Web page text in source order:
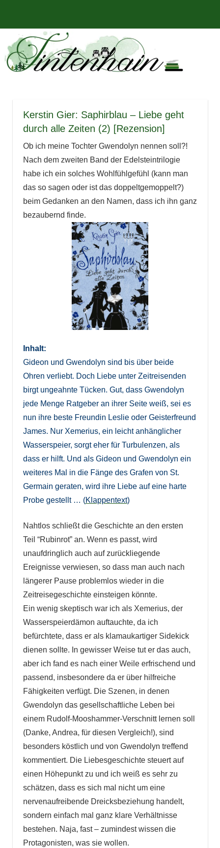
springen
Tintenhain
–
Der
Rezensionen
und
mehr
Kerstin Gier: Saphirblau – Liebe geht
durch alle Zeiten (2) [Rezension]
Ob ich meine Tochter Gwendolyn nennen soll?!
Nach dem zweiten Band der Edelsteintrilogie
habe ich ein solches Wohlfühlgefühl (kann man
das so sagen oder ist das doppeltgemoppelt?)
beim Gedanken an den Namen, dass ich ihn ganz
bezaubernd finde.
Inhalt:
Gideon und Gwendolyn sind bis über beide
Ohren verliebt. Doch Liebe unter Zeitreisenden
birgt ungeahnte Tücken. Gut, dass Gwendolyn
jede Menge Ratgeber an ihrer Seite weiß, sei es
nun ihre beste Freundin Leslie oder Geisterfreund
James. Nur Xemerius, ein leicht anhänglicher
Wasserspeier, sorgt eher für Turbulenzen, als
dass er hilft. Und als Gideon und Gwendolyn ein
weiteres Mal in die Fänge des Grafen von St.
Germain geraten, wird ihre Liebe auf eine harte
Probe gestellt … (Klappentext)
Nahtlos schließt die Geschichte an den ersten
Teil “Rubinrot” an. Wenn es passt, wird
unaufdringlich auch auf zurückliegende
Ereignisse verwiesen, so dass man auch nach
längerer Pause problemlos wieder in die
Zeitreisegeschichte einsteigen könnte.
Ein wenig skeptisch war ich als Xemerius, der
Wasserspeierdämon auftauchte, da ich
befürchtete, dass er als klamaukartiger Sidekick
dienen sollte. In gewisser Weise tut er das auch,
aber ich fand es nach einer Weile erfrischend und
passend, insbesondere da er über hilfreiche
Fähigkeiten verfügt. Die Szenen, in denen
Gwendolyn das gesellschaftliche Leben bei
einem Rudolf-Mooshammer-Verschnitt lernen soll
(Danke, Andrea, für diesen Vergleich!), sind
besonders köstlich und von Gwendolyn treffend
kommentiert. Die Liebesgeschichte steuert auf
einen Höhepunkt zu und ich weiß es sehr zu
schätzen, dass es sich mal nicht um eine
nervenaufreibende Dreicksbeziehung handelt,
sondern einfach mal ganz klare Verhältnisse
bestehen. Naja, fast – zumindest wissen die
Protagonisten, was sie wollen.